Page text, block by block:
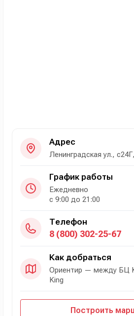
Адрес
Ленинградская ул.,
График работы
Ежедневно
с 9:00 до 21:00
Телефон
8 (800) 302-25-67
Как добраться
Ориентир — между БЦ
King
Построить